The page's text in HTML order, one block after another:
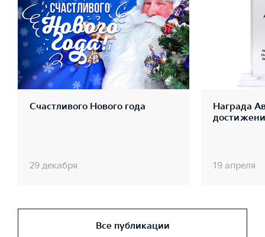
Счастливого Нового года
29 декабря
Награда
19 апреля
Все публикации